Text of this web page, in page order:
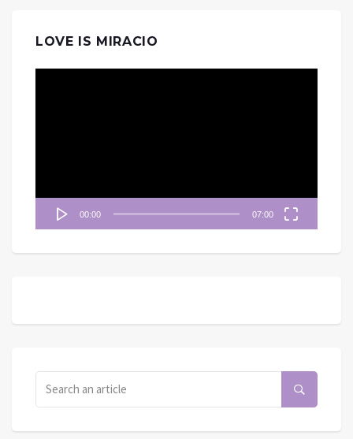
LOVE IS MIRACIO
00:00 07:00